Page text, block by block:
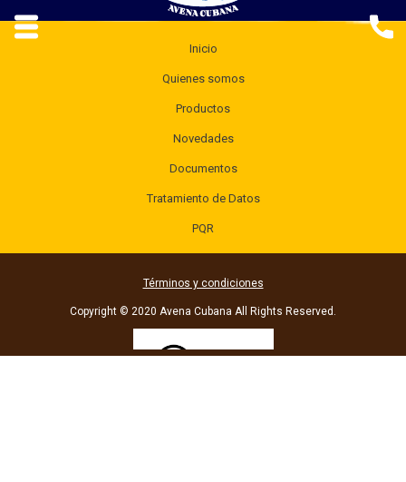
Inicio
Quienes somos
Productos
Novedades
Documentos
Tratamiento de Datos
PQR
Términos y condiciones
Copyright © 2020 Avena Cubana All Rights Reserved.